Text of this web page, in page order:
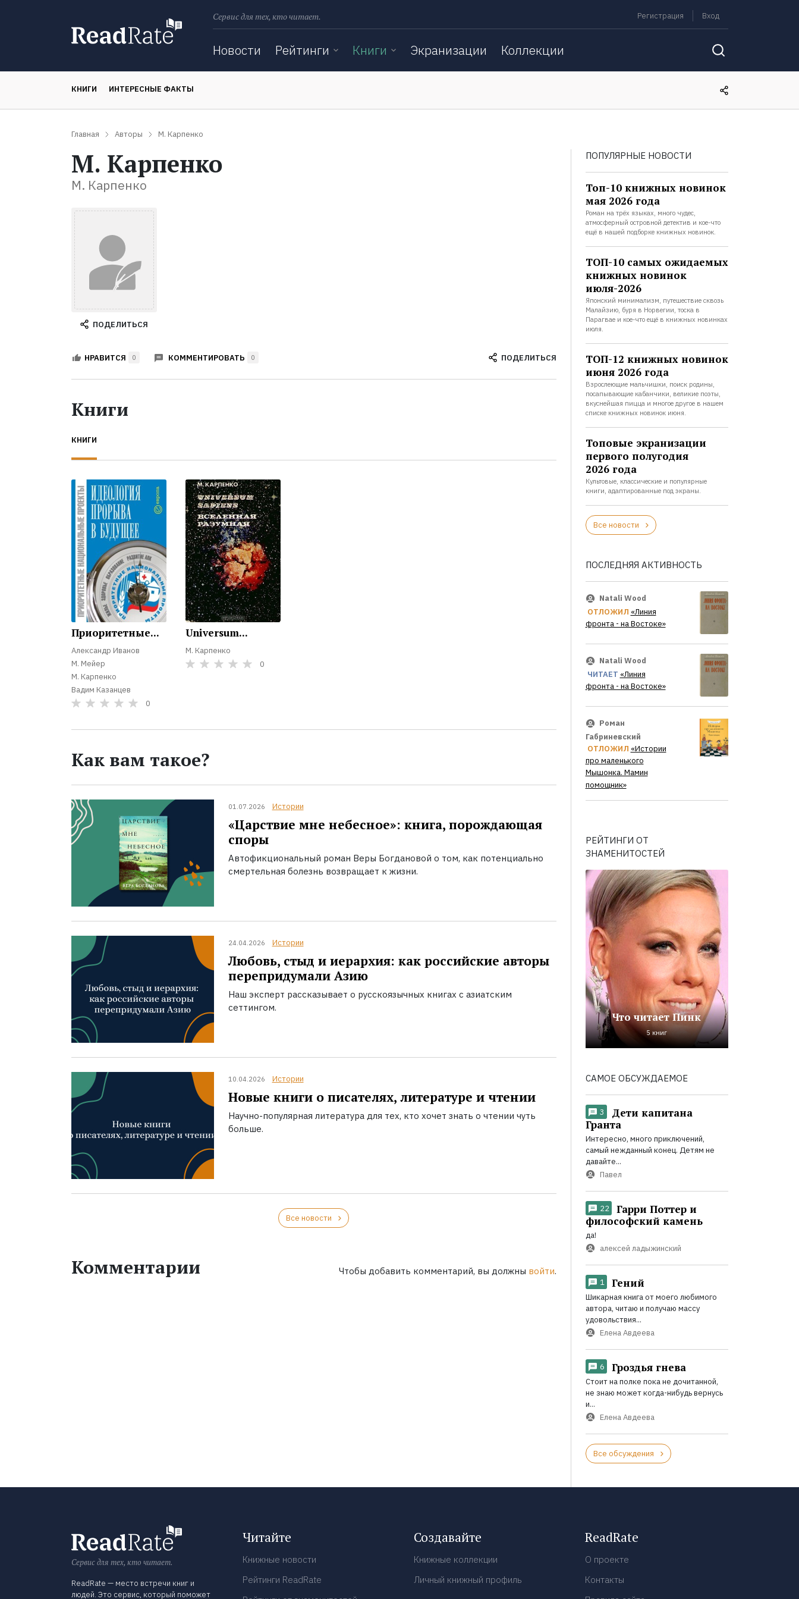
Сервис для тех, кто читает. Регистрация Вход
Новости Рейтинги Книги Экранизации Коллекции
КНИГИ ИНТЕРЕСНЫЕ ФАКТЫ
Главная Авторы М. Карпенко
М. Карпенко
М. Карпенко
ПОДЕЛИТЬСЯ
НРАВИТСЯ 0 КОММЕНТИРОВАТЬ 0 ПОДЕЛИТЬСЯ
Книги
КНИГИ
Приоритетные...
Александр Иванов
М. Мейер
М. Карпенко
Вадим Казанцев
0
Universum...
М. Карпенко
0
Как вам такое?
01.07.2026 Истории
«Царствие мне небесное»: книга, порождающая
споры
Автофикциональный роман Веры Богдановой о том, как потенциально
смертельная болезнь возвращает к жизни.
24.04.2026 Истории
Любовь, стыд и иерархия: как российские авторы
перепридумали Азию
Наш эксперт рассказывает о русскоязычных книгах с азиатским
сеттингом.
10.04.2026 Истории
Новые книги о писателях, литературе и чтении
Научно-популярная литература для тех, кто хочет знать о чтении чуть
больше.
Все новости
Комментарии Чтобы добавить комментарий, вы должны войти.
ПОПУЛЯРНЫЕ НОВОСТИ
Топ-10 книжных новинок
мая 2026 года
Роман на трёх языках, много чудес,
атмосферный островной детектив и кое-что
ещё в нашей подборке книжных новинок.
ТОП-10 самых ожидаемых
книжных новинок
июля-2026
Японский минимализм, путешествие сквозь
Малайзию, буря в Норвегии, тоска в
Парагвае и кое-что ещё в книжных новинках
июля.
ТОП-12 книжных новинок
июня 2026 года
Взрослеющие мальчишки, поиск родины,
посапывающие кабанчики, великие поэты,
вкуснейшая пицца и многое другое в нашем
списке книжных новинок июня.
Топовые экранизации
первого полугодия
2026 года
Культовые, классические и популярные
книги, адаптированные под экраны.
Все новости
ПОСЛЕДНЯЯ АКТИВНОСТЬ
Natali Wood
ОТЛОЖИЛ «Линия
фронта - на Востоке»
Natali Wood
ЧИТАЕТ «Линия
фронта - на Востоке»
Роман
Габриневский
ОТЛОЖИЛ «Истории
про маленького
Мышонка. Мамин
помощник»
РЕЙТИНГИ ОТ
ЗНАМЕНИТОСТЕЙ
Что читает Пинк
5 книг
САМОЕ ОБСУЖДАЕМОЕ
3
Дети капитана
Гранта
Интересно, много приключений,
самый нежданный конец. Детям не
давайте...
Павел
22
Гарри Поттер и
философский камень
да!
алексей ладыжинский
1 Гений
Шикарная книга от моего любимого
автора, читаю и получаю массу
удовольствия...
Елена Авдеева
6 Гроздья гнева
Стоит на полке пока не дочитанной,
не знаю может когда-нибудь вернусь
и...
Елена Авдеева
Все обсуждения
Сервис для тех, кто читает.
ReadRate — место встречи книг и
людей. Это сервис, который поможет
Читайте
Книжные новости
Рейтинги ReadRate
Создавайте
Книжные коллекции
Личный книжный профиль
ReadRate
О проекте
Контакты